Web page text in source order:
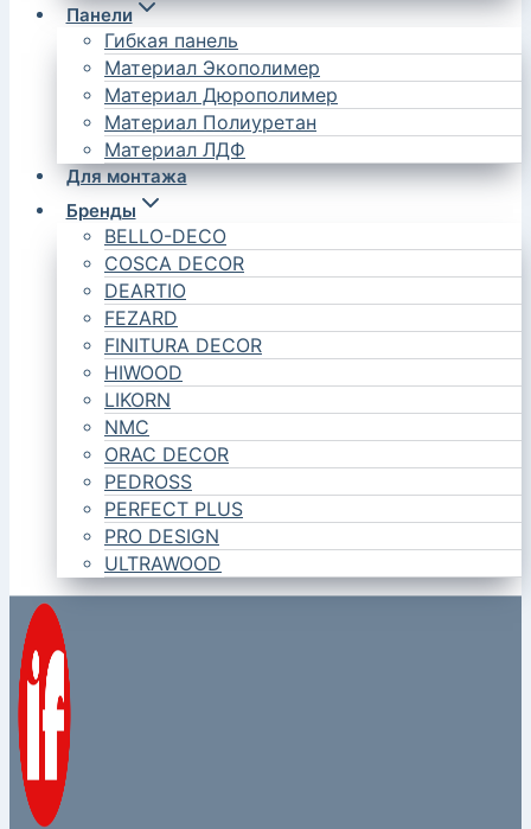
Панели
Гибкая панель
Материал Экополимер
Материал Дюрополимер
Материал Полиуретан
Материал ЛДФ
Для монтажа
Бренды
BELLO-DECO
COSCA DECOR
DEARTIO
FEZARD
FINITURA DECOR
HIWOOD
LIKORN
NMC
ORAC DECOR
PEDROSS
PERFECT PLUS
PRO DESIGN
ULTRAWOOD